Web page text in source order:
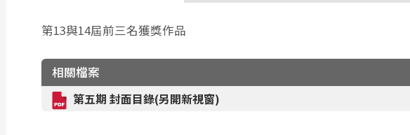
第13與14屆前三名獲獎作品
相關檔案
第五期 封面目錄(另開新視窗)